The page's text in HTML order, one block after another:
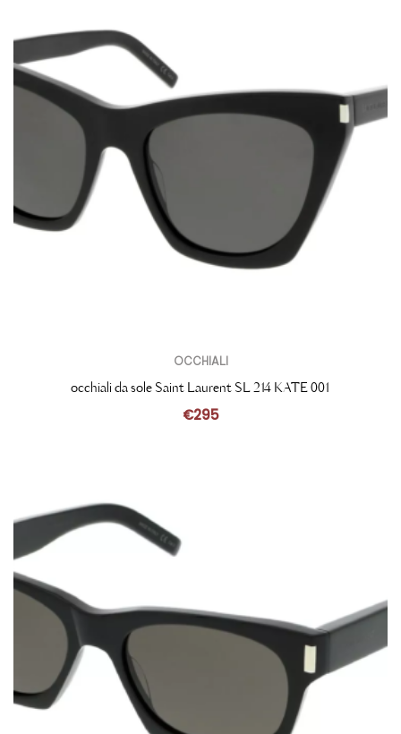
OCCHIALI
occhiali da sole Saint Laurent SL 214 KATE 001
€295